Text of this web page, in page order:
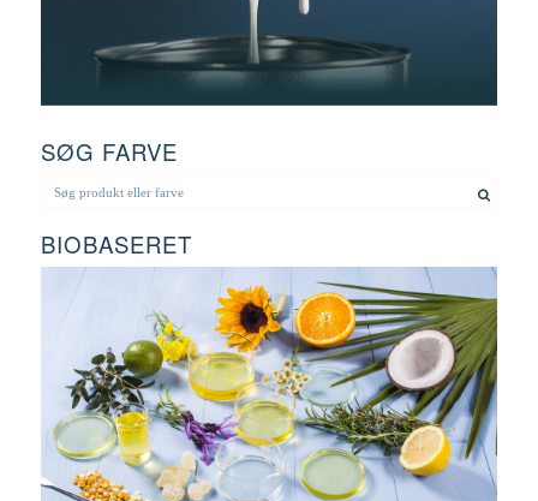
SØG FARVE
BIOBASERET